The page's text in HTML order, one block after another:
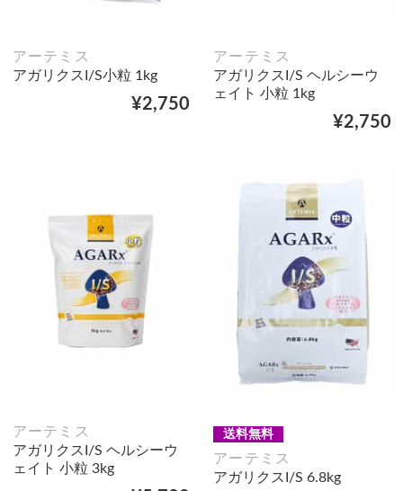
アーテミス
アガリクスI/S小粒 1kg
¥2,750
アーテミス
アガリクスI/S ヘルシーウ
ェイト 小粒 1kg
¥2,750
アーテミス
アガリクスI/S ヘルシーウ
ェイト 小粒 3kg
送料無料
アーテミス
アガリクスI/S 6.8kg